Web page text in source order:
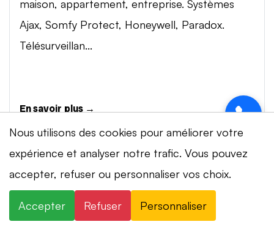
maison, appartement, entreprise. Systèmes
Ajax, Somfy Protect, Honeywell, Paradox.
Télésurveillan...
En savoir plus →
Vidéosurveillance à Mont-Tramelan
Installation de systèmes de vidéosurveillance à
{city} : caméras IP 4K, visionnage smartphone,
Nous utilisons des cookies pour améliorer votre
expérience et analyser notre trafic. Vous pouvez
accepter, refuser ou personnaliser vos choix.
Accepter Refuser Personnaliser
⚡ Intervention en 20 min· 24h/24 · 7j/7 ·
Devis gratuit
+41 78 319 32 82
WhatsApp